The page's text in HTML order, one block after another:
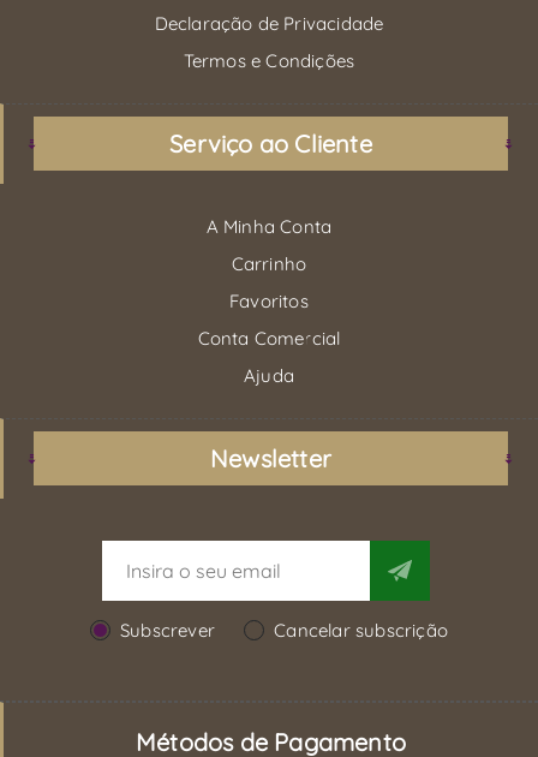
Declaração de Privacidade
Termos e Condições
Serviço ao Cliente
A Minha Conta
Carrinho
Favoritos
Conta Comercial
Ajuda
Newsletter
Subscrever Cancelar subscrição
Métodos de Pagamento